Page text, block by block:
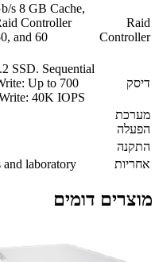
Raid
Controller
s 8 GB Cache,
Controller
and 60
דיסק
SSD. Sequential
Up to 700
40K IOPS
מערכת
הפעלה
התקנה
אחריות
laboratory
מוצרים דומים